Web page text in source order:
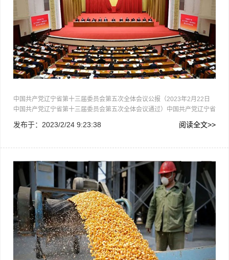
中国共产党辽宁省第十三届委员会第五次全体会议公报（2023年2月22日
中国共产党辽宁省第十三届委员会第五次全体会议通过）中国共产党辽宁省
第十三届委员会第五次全体会议，于2023年2月21日至22日在沈阳举行。2
月21日至22日，中国共产党辽宁省第十三届委员会第五次全体会议在沈
发布于： 2023/2/24 9:23:38 阅读全文>>